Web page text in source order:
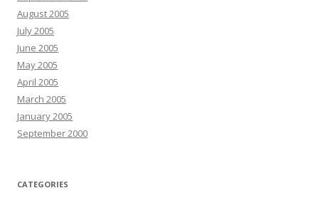
August 2005
July 2005
June 2005
May 2005
April 2005
March 2005
January 2005
September 2000
CATEGORIES